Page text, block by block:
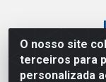
O nosso site
terceiros para
personalizada
Av